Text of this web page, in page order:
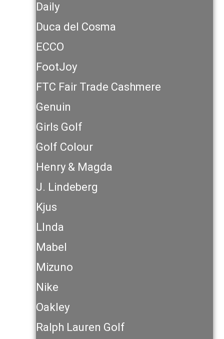
Daily
Duca del Cosma
ECCO
FootJoy
FTC Fair Trade Cashmere
Genuin
Girls Golf
Golf Colour
Henry & Magda
J. Lindeberg
Kjus
LInda
Mabel
Mizuno
Nike
Oakley
Ralph Lauren Golf